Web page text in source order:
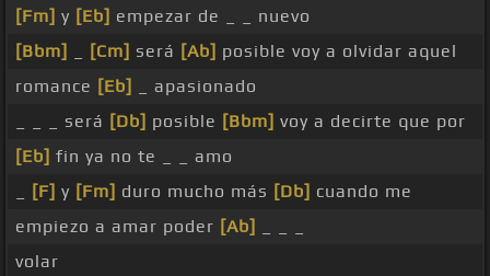
[Fm] y [Eb] empezar de _ _ nuevo
[Bbm]
[Cm] será [Ab] posible voy a olvidar aquel
romance [Eb]
_ apasionado
_ _ _ será [Db] posible [Bbm] voy a decirte que por
[Eb] fin ya no te _ _ amo
[F] y [Fm] duro mucho más [Db] cuando me
empiezo a amar poder [Ab]
volar